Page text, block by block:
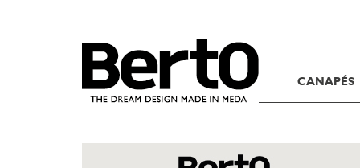
CANAPÉS